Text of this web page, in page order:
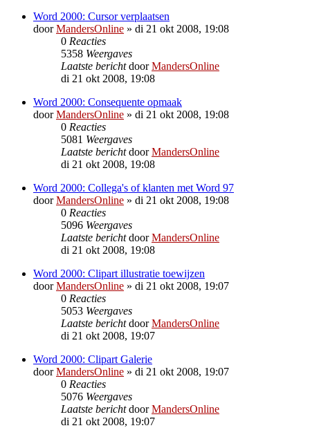
Word 2000: Cursor verplaatsen
doorMandersOnline » di 21 okt 2008, 19:08
0 Reacties
5358 Weergaves
Laatste berichtdoorMandersOnline
di 21 okt 2008, 19:08
Word 2000: Consequente opmaak
doorMandersOnline » di 21 okt 2008, 19:08
0 Reacties
5081 Weergaves
Laatste berichtdoorMandersOnline
di 21 okt 2008, 19:08
Word 2000: Collega's of klanten met Word 97
doorMandersOnline » di 21 okt 2008, 19:08
0 Reacties
5096 Weergaves
Laatste berichtdoorMandersOnline
di 21 okt 2008, 19:08
Word 2000: Clipart illustratie toewijzen
doorMandersOnline » di 21 okt 2008, 19:07
0 Reacties
5053 Weergaves
Laatste berichtdoorMandersOnline
di 21 okt 2008, 19:07
Word 2000: Clipart Galerie
doorMandersOnline » di 21 okt 2008, 19:07
0 Reacties
5076 Weergaves
Laatste berichtdoorMandersOnline
di 21 okt 2008, 19:07